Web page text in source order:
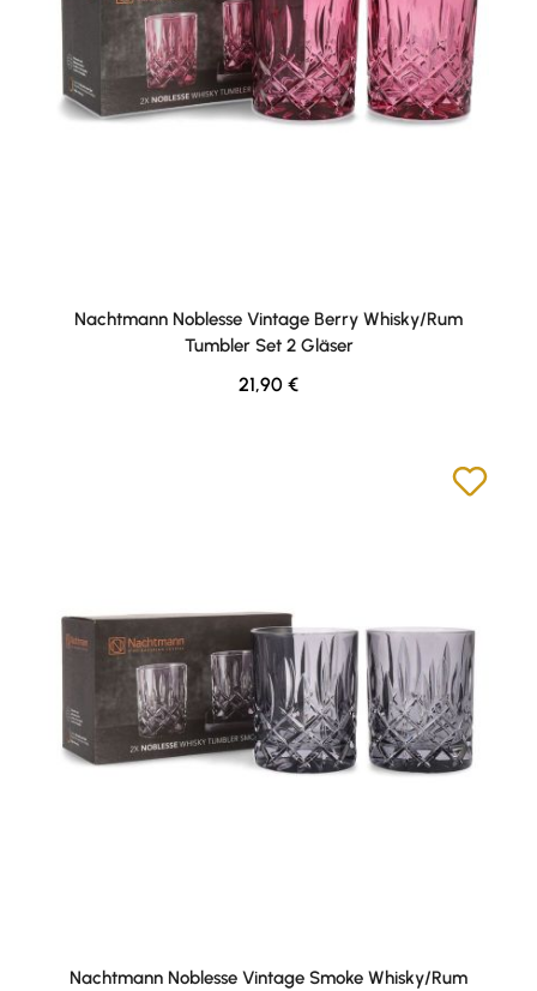
Nachtmann Noblesse Vintage Berry Whisky/Rum
Tumbler Set 2 Gläser
Regulärer Preis:
21,90 €
Nachtmann Noblesse Vintage Smoke Whisky/Rum